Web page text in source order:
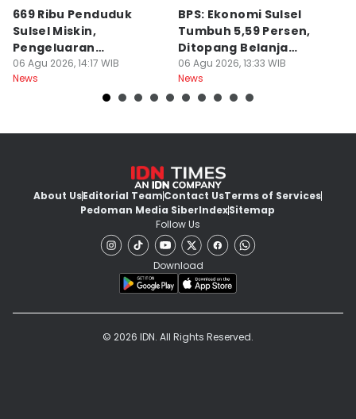
669 Ribu Penduduk
Sulsel Miskin,
Pengeluaran
Terbesarnya Rokok
06 Agu 2026, 14:17 WIB
News
BPS: Ekonomi Sulsel
Tumbuh 5,59 Persen,
Ditopang Belanja
Pemerintah
06 Agu 2026, 13:33 WIB
News
About UsEditorial TeamContact UsTerms of Services
Pedoman Media SiberIndexSitemap
Follow Us
Download
© 2026 IDN. All Rights Reserved.